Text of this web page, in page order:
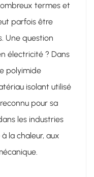
termes et
parfois être
Une question
électricité ? Dans
polyimide
isolant utilisé
pour sa
les industries
la chaleur, aux